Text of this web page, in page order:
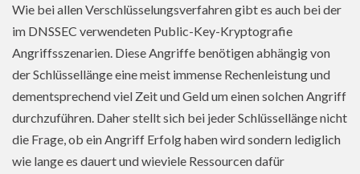
Wie bei allen Verschlüsselungsverfahren gibt es auch bei der
im DNSSEC verwendeten Public-Key-Kryptografie
Angriffsszenarien. Diese Angriffe benötigen abhängig von
der Schlüssellänge eine meist immense Rechenleistung und
dementsprechend viel Zeit und Geld um einen solchen Angriff
durchzuführen. Daher stellt sich bei jeder Schlüssellänge nicht
die Frage, ob ein Angriff Erfolg haben wird sondern lediglich
wie lange es dauert und wieviele Ressourcen dafür